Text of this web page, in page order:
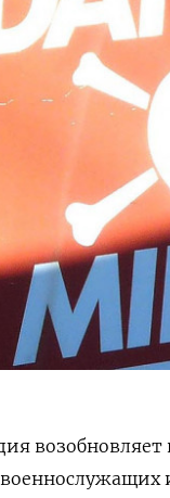
военнослужащих